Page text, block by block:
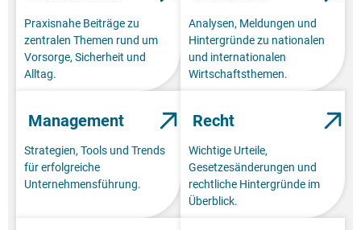
Praxisnahe Beiträge zu
zentralen Themen rund um
Vorsorge, Sicherheit und
Alltag.
Analysen, Meldungen und
Hintergründe zu nationalen
und internationalen
Wirtschaftsthemen.
Management
Strategien, Tools und Trends
für erfolgreiche
Unternehmensführung.
Recht
Wichtige Urteile,
Gesetzesänderungen und
rechtliche Hintergründe im
Überblick.